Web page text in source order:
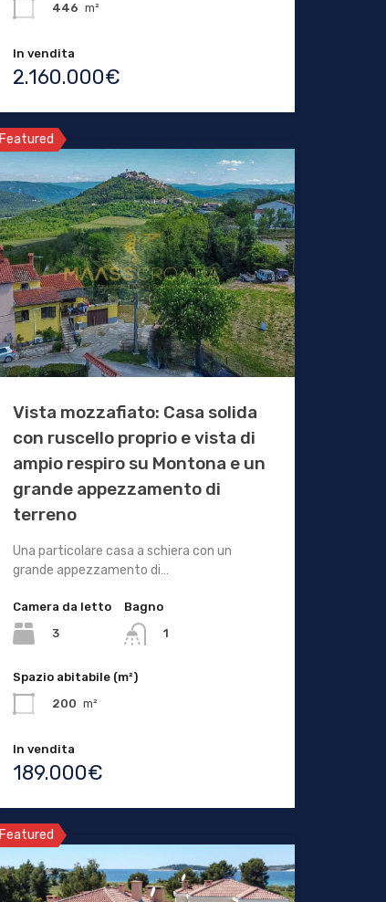
446 m²
In vendita
2.160.000€
Featured
Vista mozzafiato: Casa solida
con ruscello proprio e vista di
ampio respiro su Montona e un
grande appezzamento di
terreno
Una particolare casa a schiera con un
grande appezzamento di…
Camera da letto
3
Bagno
1
Spazio abitabile (m²)
200 m²
In vendita
189.000€
Featured